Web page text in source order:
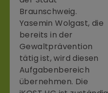
Braunschweig.
Yasemin Wolgast, die
bereits in der
Gewaltprävention
tätig ist, wird diesen
Aufgabenbereich
übernehmen. Die